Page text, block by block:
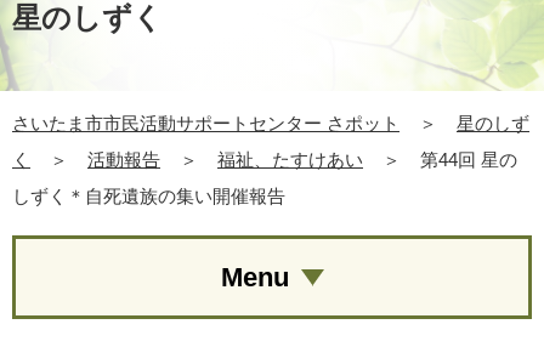
星のしずく
さいたま市市民活動サポートセンター さポット ＞
星のしず
く
＞ 活動報告 ＞ 福祉、たすけあい ＞
第44回 星の
しずく＊自死遺族の集い開催報告
Menu